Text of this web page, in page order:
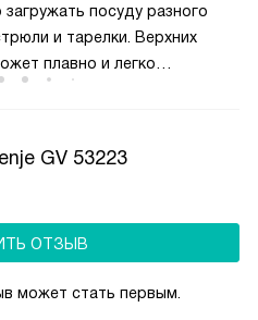
посуду разного
и тарелки. Верхних
плавно и легко
GV 53223
ОТЗЫВ
может стать первым.